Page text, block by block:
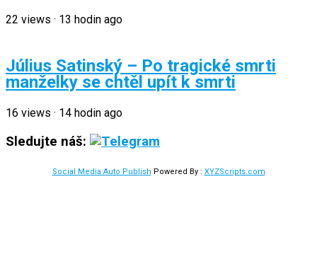
22 views · 13 hodin ago
Július Satinský – Po tragické smrti
manželky se chtěl upít k smrti
16 views · 14 hodin ago
Sledujte náš:
Social Media Auto Publish Powered By : XYZScripts.com